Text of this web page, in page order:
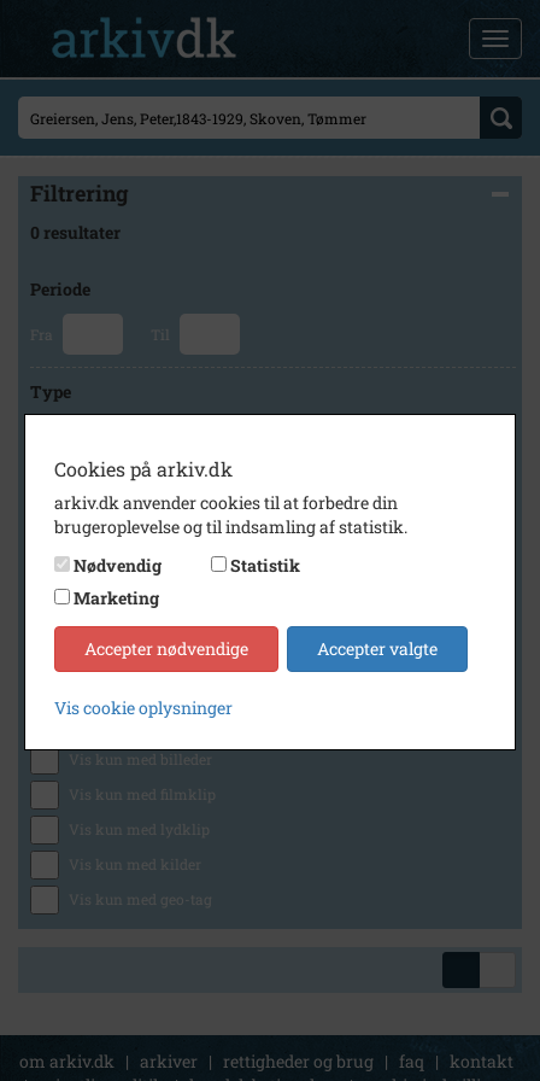
Filtrering
0 resultater
Periode
Fra Til
Type
Arkiv
Frederikssund Lokalhistoriske Arkiver Jægerspris Arkiv
Generelt
Vis kun med billeder
Vis kun med filmklip
Vis kun med lydklip
Vis kun med kilder
Vis kun med geo-tag
om arkiv.dk | arkiver | rettigheder og brug | faq | kontakt
Cookies på arkiv.dk
arkiv.dk anvender cookies til at forbedre din
brugeroplevelse og til indsamling af statistik.
Nødvendig
Statistik
Marketing
Accepter nødvendige Accepter valgte
Vis cookie oplysninger